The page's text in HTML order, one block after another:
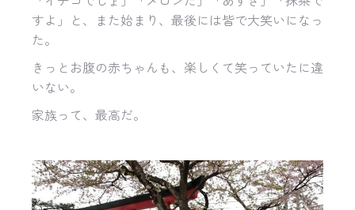
すよ」と、また始まり、最後には皆で大笑いになっ
た。
きっとお腹の赤ちゃんも、楽しくて笑っていたに違
いない。
家族って、最高だ。